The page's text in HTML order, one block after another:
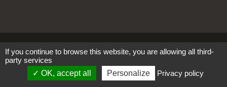
Tous les images et textes ©2021 -2026-
SAS RéalismePoétique.Com
Mentions
Cookies
If you continue to browse this website, you are allowing all third-
party services
OK, accept all
Personalize Privacy policy